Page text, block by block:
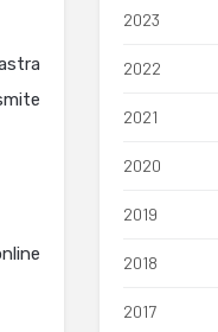
2023
2022
2021
2020
2019
2018
2017